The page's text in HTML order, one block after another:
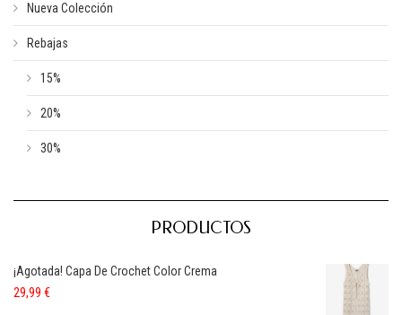
Nueva Colección
Rebajas
15%
20%
30%
PRODUCTOS
¡Agotada! Capa De Crochet Color Crema
29,99 €